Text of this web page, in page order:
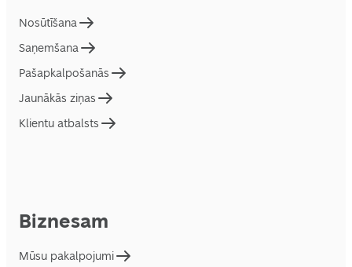
Nosūtīšana
Saņemšana
Pašapkalpošanās
Jaunākās ziņas
Klientu atbalsts
Biznesam
Mūsu pakalpojumi